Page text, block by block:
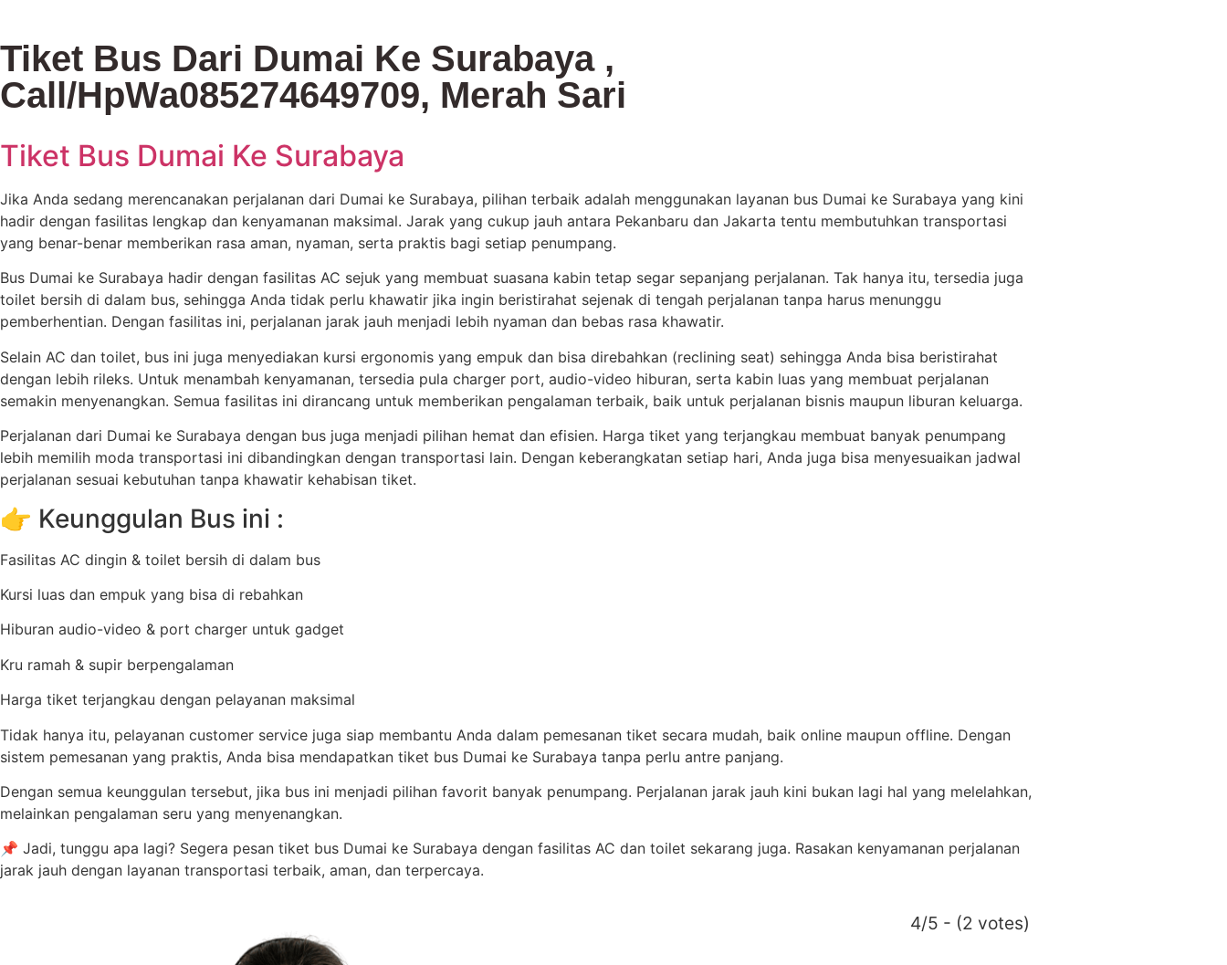
Tiket Bus Dari Dumai Ke Surabaya ,
Call/HpWa085274649709, Merah Sari
Tiket Bus Dumai Ke Surabaya
Jika Anda sedang merencanakan perjalanan dari Dumai ke Surabaya, pilihan terbaik adalah menggunakan layanan bus Dumai ke Surabaya yang kini
hadir dengan fasilitas lengkap dan kenyamanan maksimal. Jarak yang cukup jauh antara Pekanbaru dan Jakarta tentu membutuhkan transportasi
yang benar-benar memberikan rasa aman, nyaman, serta praktis bagi setiap penumpang.
Bus Dumai ke Surabaya hadir dengan fasilitas AC sejuk yang membuat suasana kabin tetap segar sepanjang perjalanan. Tak hanya itu, tersedia juga
toilet bersih di dalam bus, sehingga Anda tidak perlu khawatir jika ingin beristirahat sejenak di tengah perjalanan tanpa harus menunggu
pemberhentian. Dengan fasilitas ini, perjalanan jarak jauh menjadi lebih nyaman dan bebas rasa khawatir.
Selain AC dan toilet, bus ini juga menyediakan kursi ergonomis yang empuk dan bisa direbahkan (reclining seat) sehingga Anda bisa beristirahat
dengan lebih rileks. Untuk menambah kenyamanan, tersedia pula charger port, audio-video hiburan, serta kabin luas yang membuat perjalanan
semakin menyenangkan. Semua fasilitas ini dirancang untuk memberikan pengalaman terbaik, baik untuk perjalanan bisnis maupun liburan keluarga.
Perjalanan dari Dumai ke Surabaya dengan bus juga menjadi pilihan hemat dan efisien. Harga tiket yang terjangkau membuat banyak penumpang
lebih memilih moda transportasi ini dibandingkan dengan transportasi lain. Dengan keberangkatan setiap hari, Anda juga bisa menyesuaikan jadwal
perjalanan sesuai kebutuhan tanpa khawatir kehabisan tiket.
👉 Keunggulan Bus ini :
Fasilitas AC dingin & toilet bersih di dalam bus
Kursi luas dan empuk yang bisa di rebahkan
Hiburan audio-video & port charger untuk gadget
Kru ramah & supir berpengalaman
Harga tiket terjangkau dengan pelayanan maksimal
Tidak hanya itu, pelayanan customer service juga siap membantu Anda dalam pemesanan tiket secara mudah, baik online maupun offline. Dengan
sistem pemesanan yang praktis, Anda bisa mendapatkan tiket bus Dumai ke Surabaya tanpa perlu antre panjang.
Dengan semua keunggulan tersebut, jika bus ini menjadi pilihan favorit banyak penumpang. Perjalanan jarak jauh kini bukan lagi hal yang melelahkan,
melainkan pengalaman seru yang menyenangkan.
📌 Jadi, tunggu apa lagi? Segera pesan tiket bus Dumai ke Surabaya dengan fasilitas AC dan toilet sekarang juga. Rasakan kenyamanan perjalanan
jarak jauh dengan layanan transportasi terbaik, aman, dan terpercaya.
4/5 - (2 votes)